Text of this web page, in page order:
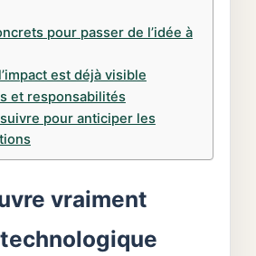
pour passer de l’idée à
est déjà visible
et responsabilités
pour anticiper les
vraiment